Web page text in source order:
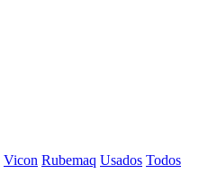
Vicon Rubemaq Usados Todos